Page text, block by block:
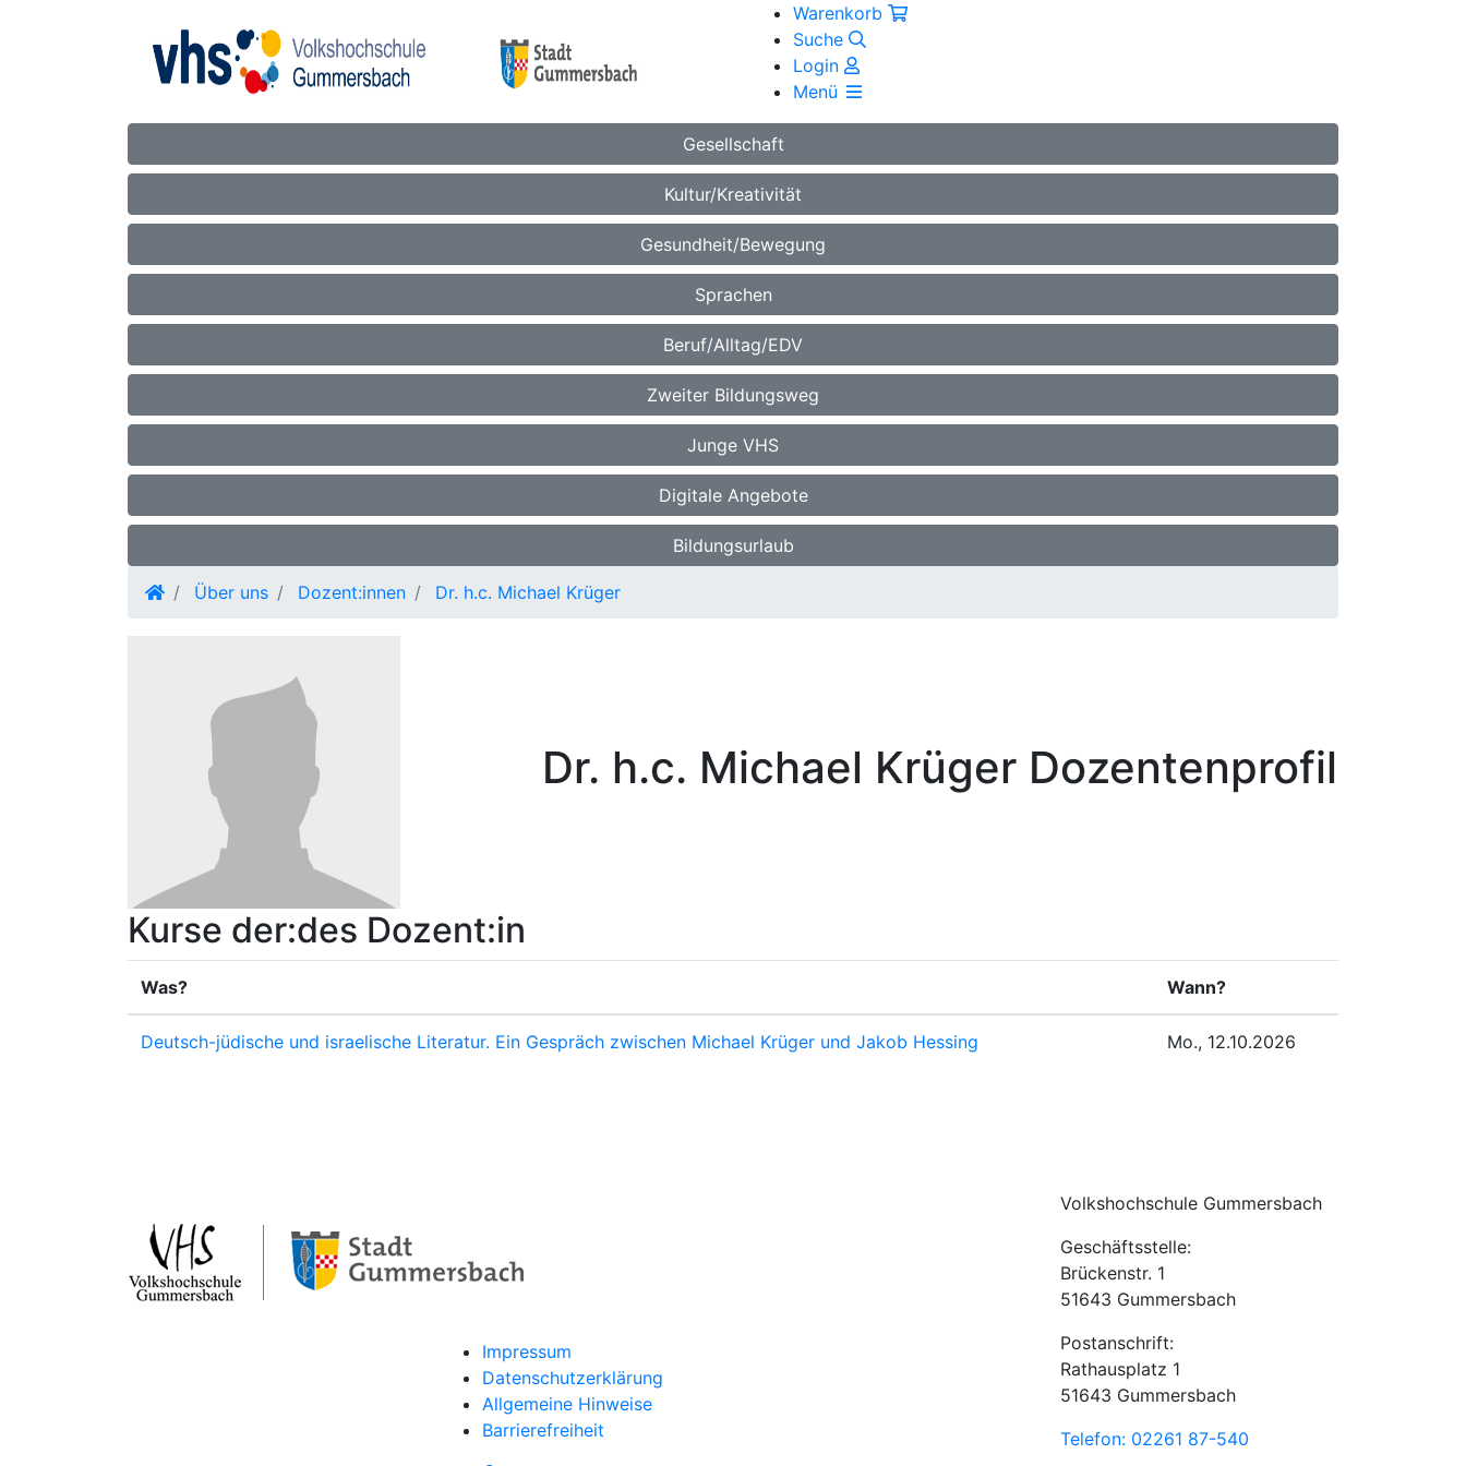
Warenkorb
Suche
Login
Menü
Gesellschaft
Kultur/Kreativität
Gesundheit/Bewegung
Sprachen
Beruf/Alltag/EDV
Zweiter Bildungsweg
Junge VHS
Digitale Angebote
Bildungsurlaub
Über uns Dozent:innen Dr. h.c. Michael Krüger
Dr. h.c. Michael Krüger Dozentenprofil
Kurse der:des Dozent:in
Was? Wann?
Deutsch-jüdische und israelische Literatur. Ein Gespräch zwischen Michael Krüger und Jakob Hessing Mo., 12.10.2026
Über uns
Service
Impressum
Datenschutzerklärung
Allgemeine Hinweise
Barrierefreiheit
Volkshochschule Gummersbach
Geschäftsstelle:
Brückenstr. 1
51643 Gummersbach
Postanschrift:
Rathausplatz 1
51643 Gummersbach
Telefon: 02261 87-540